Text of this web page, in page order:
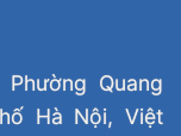
Quang
Hà Nội, Việt